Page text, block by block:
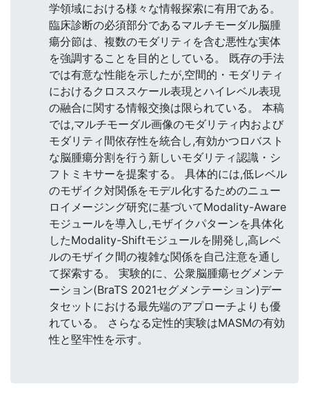
学領域における様々な情報探索に有用である。
臨床診断の必須部分であるマルチモーダル脳腫
瘍分節は、複数のモダリティを含む悪性な実体
を強調することを目的としている。 既存の手法
では有意な性能を示したが,空間的・モダリティ
におけるクロススケール表現とハイレベル表現
の融合に関する情報交換は限られている。 本稿
では,マルチモーダル画像のモダリティ内および
モダリティ間依存性を統合し,有効かつロバスト
な脳腫瘍分割を行う新しいモダリティ認識・シ
フトミキサーを提案する。 具体的には,低レベル
のモザイク対関係をモデル化するためのニュー
ロイメージング研究に基づいてModality-Aware
モジュールを導入し,モザイクパターンを具体化
したModality-Shiftモジュールを開発し,高レベ
ルのモザイク間の複雑な関係を自己注意を通し
て探索する。 実験的に、公衆脳腫瘍セグメンテ
ーション(BraTS 2021セグメンテーション)デー
タセットにおける最先端のアプローチよりも優
れている。 さらなる定性的実験はMASMの有効
性と堅牢性を示す。